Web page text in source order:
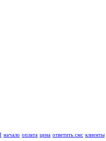
начало оплата цена ответить смс клиенты